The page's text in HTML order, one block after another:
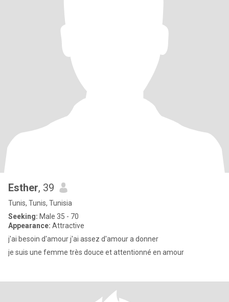
Esther, 39
Tunis, Tunis, Tunisia
Seeking: Male 35 - 70
Appearance: Attractive
j'ai besoin d'amour j'ai assez d'amour a donner
je suis une femme très douce et attentionné en amour